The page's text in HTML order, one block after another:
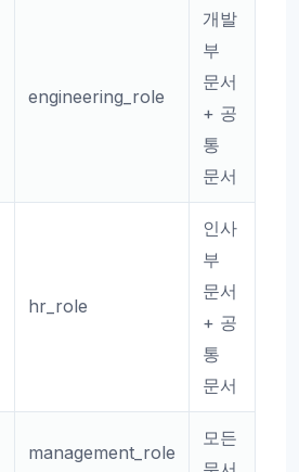
engineering_role
개발
부
문서
+ 공
통
문서
hr_role
인사
부
문서
+ 공
통
문서
management_role
모든